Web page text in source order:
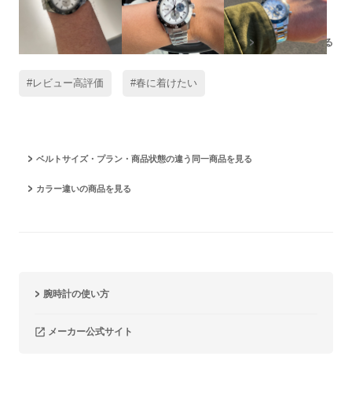
残りの写真もみる
#レビュー高評価 #春に着けたい
ベルトサイズ・プラン・商品状態の違う同一商品を見る
カラー違いの商品を見る
腕時計の使い方
メーカー公式サイト